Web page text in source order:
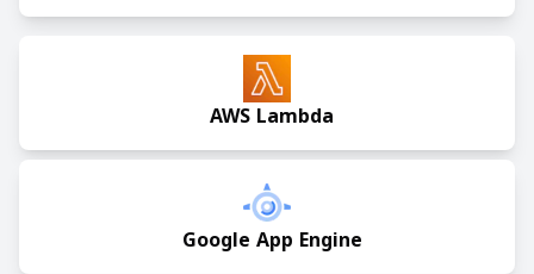
AWS Lambda
Google App Engine